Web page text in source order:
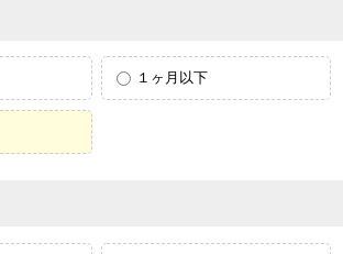
１ヶ月以下